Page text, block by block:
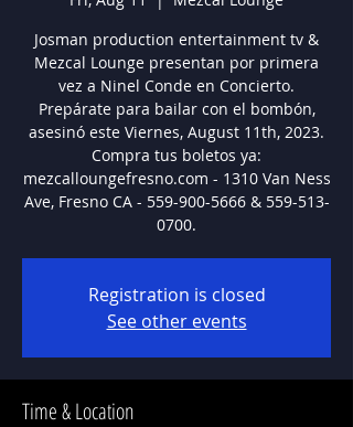
Josman production entertainment tv &
Mezcal Lounge presentan por primera
vez a Ninel Conde en Concierto.
Prepárate para bailar con el bombón,
asesinó este Viernes, August 11th, 2023.
Compra tus boletos ya:
mezcalloungefresno.com - 1310 Van Ness
Ave, Fresno CA - 559-900-5666 & 559-513-
0700.
Registration is closed
See other events
Time & Location